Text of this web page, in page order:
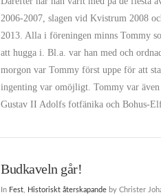
2006-2007, slagen vid Kvistrum 2008
2013. Alla i föreningen minns Tommy
att hugga i. Bl.a. var han med och
morgon var Tommy först uppe för att
ingenting var omöjligt. Tommy var
Gustav II Adolfs fotfänika och Bohus-
Budkaveln går!
In Fest Historiskt återskapande by Christer